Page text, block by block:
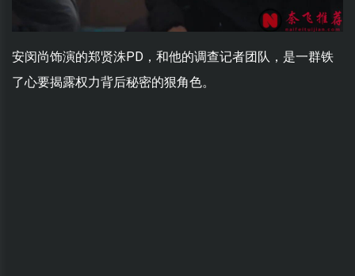
安闵尚饰演的郑贤洙PD，和他的调查记者团队，是一群铁
了心要揭露权力背后秘密的狠角色。